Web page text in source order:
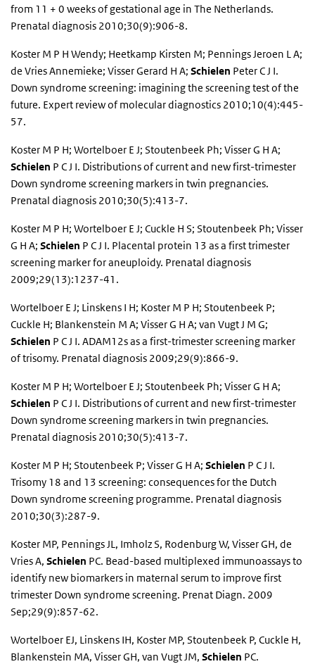
from 11 + 0 weeks of gestational age in The Netherlands.
Prenatal diagnosis 2010;30(9):906-8.
Koster M P H Wendy; Heetkamp Kirsten M; Pennings Jeroen L A;
de Vries Annemieke; Visser Gerard H A; Schielen Peter C J I.
Down syndrome screening: imagining the screening test of the
future. Expert review of molecular diagnostics 2010;10(4):445-
57.
Koster M P H; Wortelboer E J; Stoutenbeek Ph; Visser G H A;
Schielen P C J I. Distributions of current and new first-trimester
Down syndrome screening markers in twin pregnancies.
Prenatal diagnosis 2010;30(5):413-7.
Koster M P H; Wortelboer E J; Cuckle H S; Stoutenbeek Ph; Visser
G H A; Schielen P C J I. Placental protein 13 as a first trimester
screening marker for aneuploidy. Prenatal diagnosis
2009;29(13):1237-41.
Wortelboer E J; Linskens I H; Koster M P H; Stoutenbeek P;
Cuckle H; Blankenstein M A; Visser G H A; van Vugt J M G;
Schielen P C J I. ADAM12s as a first-trimester screening marker
of trisomy. Prenatal diagnosis 2009;29(9):866-9.
Koster M P H; Wortelboer E J; Stoutenbeek Ph; Visser G H A;
Schielen P C J I. Distributions of current and new first-trimester
Down syndrome screening markers in twin pregnancies.
Prenatal diagnosis 2010;30(5):413-7.
Koster M P H; Stoutenbeek P; Visser G H A; Schielen P C J I.
Trisomy 18 and 13 screening: consequences for the Dutch
Down syndrome screening programme. Prenatal diagnosis
2010;30(3):287-9.
Koster MP, Pennings JL, Imholz S, Rodenburg W, Visser GH, de
Vries A, Schielen PC. Bead-based multiplexed immunoassays to
identify new biomarkers in maternal serum to improve first
trimester Down syndrome screening. Prenat Diagn. 2009
Sep;29(9):857-62.
Wortelboer EJ, Linskens IH, Koster MP, Stoutenbeek P, Cuckle H,
Blankenstein MA, Visser GH, van Vugt JM, Schielen PC.